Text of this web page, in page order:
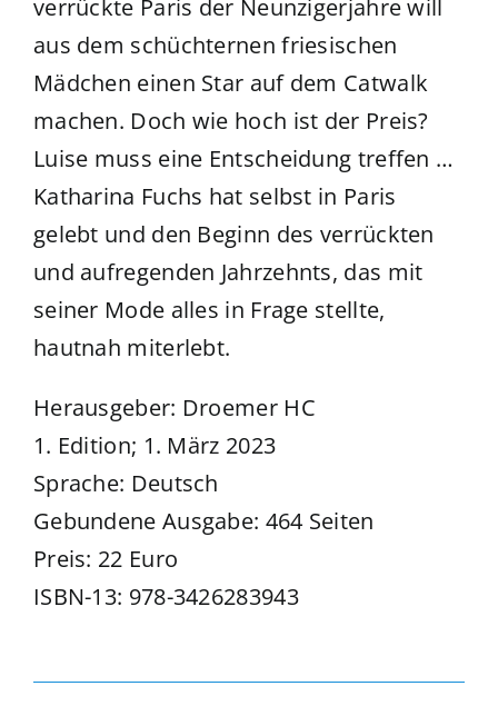
verrückte Paris der Neunzigerjahre will
aus dem schüchternen friesischen
Mädchen einen Star auf dem Catwalk
machen. Doch wie hoch ist der Preis?
Luise muss eine Entscheidung treffen …
Katharina Fuchs hat selbst in Paris
gelebt und den Beginn des verrückten
und aufregenden Jahrzehnts, das mit
seiner Mode alles in Frage stellte,
hautnah miterlebt.
Herausgeber: ‎Droemer HC
1. Edition; 1. März 2023
Sprache: ‎Deutsch
Gebundene Ausgabe: ‎464 Seiten
Preis: ‎22 Euro
ISBN-13: 978-3426283943